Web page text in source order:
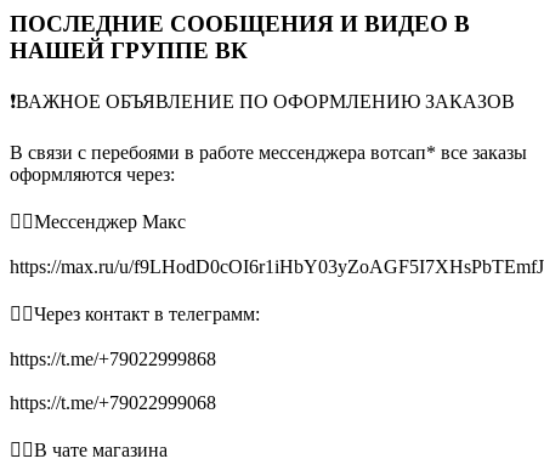
ПОСЛЕДНИЕ СООБЩЕНИЯ И ВИДЕО В
НАШЕЙ ГРУППЕ ВК
❗️ВАЖНОЕ ОБЪЯВЛЕНИЕ ПО ОФОРМЛЕНИЮ ЗАКАЗОВ
В связи с перебоями в работе мессенджера вотсап* все заказы
оформляются через:
👉🏻Мессенджер Макс
https://max.ru/u/
👉🏻Через контакт в телеграмм:
https://t.me/+79022999868
https://t.me/+79022999068
👉🏻В чате магазина